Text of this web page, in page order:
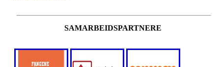
SAMARBEIDSPARTNERE